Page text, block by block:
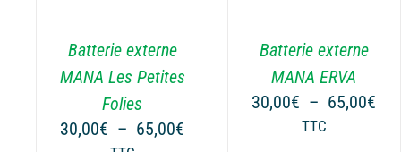
Batterie externe
MANA Les Petites
Folies
30,00€ – 65,00€
LES
OPTIONS
PEUVENT
ÊTRE
CHOISIES
Batterie externe
MANA ERVA
30,00€ – 65,00€
TTC
LES
OPTIONS
PEUVENT
ÊTRE
CHOISIES